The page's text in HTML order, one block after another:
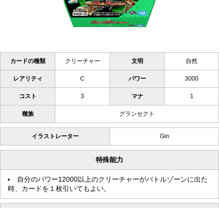
カードの種類 クリーチャー 文明 自然
レアリティ C パワー 3000
コスト 3 マナ 1
種族 グランセクト
イラストレーター Gin
特殊能力
自分のパワー12000以上のクリーチャーがバトルゾーンに出た
時、カードを１枚引いてもよい。